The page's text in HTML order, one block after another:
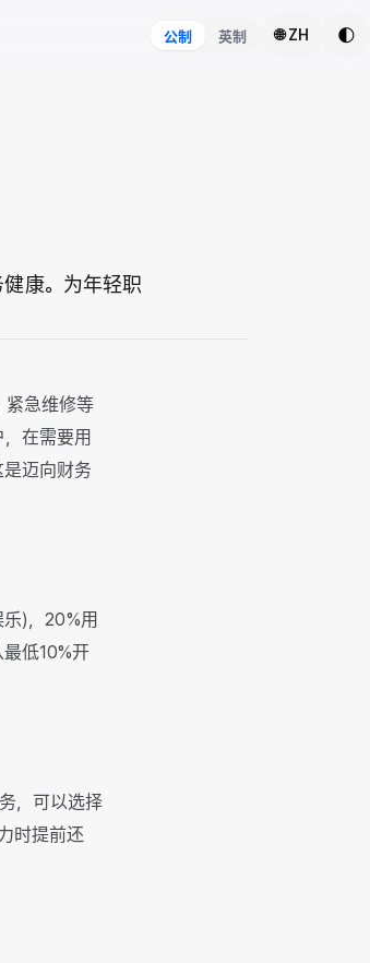
公制 英制 🌐 ZH 🌓
康。为年轻职
紧急维修等
在需要用
迈向财务
)，20%用
低10%开
，可以选择
时提前还